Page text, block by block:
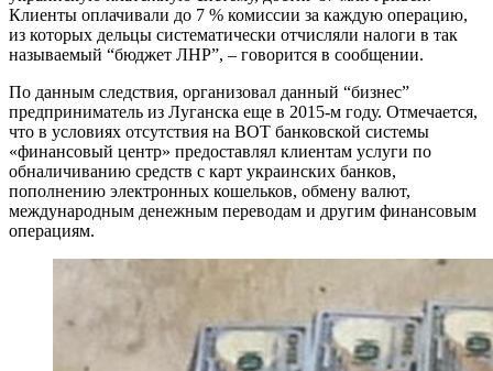
Клиенты оплачивали до 7 % комиссии за каждую операцию,
из которых дельцы систематически отчисляли налоги в так
называемый “бюджет ЛНР”, – говорится в сообщении.
По данным следствия, организовал данный “бизнес”
предприниматель из Луганска еще в 2015-м году. Отмечается,
что в условиях отсутствия на ВОТ банковской системы
«финансовый центр» предоставлял клиентам услуги по
обналичиванию средств с карт украинских банков,
пополнению электронных кошельков, обмену валют,
международным денежным переводам и другим финансовым
операциям.